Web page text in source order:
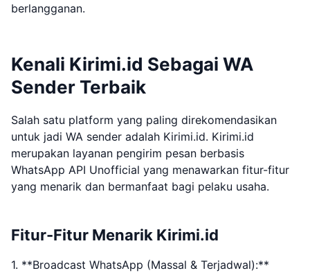
berlangganan.
Kenali Kirimi.id Sebagai WA
Sender Terbaik
Salah satu platform yang paling direkomendasikan
untuk jadi WA sender adalah Kirimi.id. Kirimi.id
merupakan layanan pengirim pesan berbasis
WhatsApp API Unofficial yang menawarkan fitur-fitur
yang menarik dan bermanfaat bagi pelaku usaha.
Fitur-Fitur Menarik Kirimi.id
1. **Broadcast WhatsApp (Massal & Terjadwal):**